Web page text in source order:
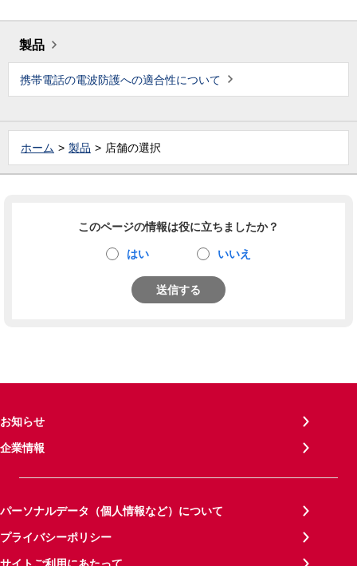
製品
携帯電話の電波防護への適合性について
ホーム 製品 店舗の選択
このページの情報は役に立ちましたか？
はい いいえ
送信する
お知らせ
企業情報
パーソナルデータ（個人情報など）について
プライバシーポリシー
サイトご利用にあたって